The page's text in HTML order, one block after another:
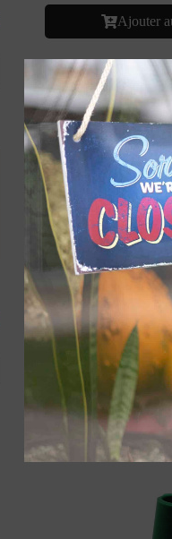
Ajouter
Cadre imprimé
Vorwerk
En stock
Ajouter